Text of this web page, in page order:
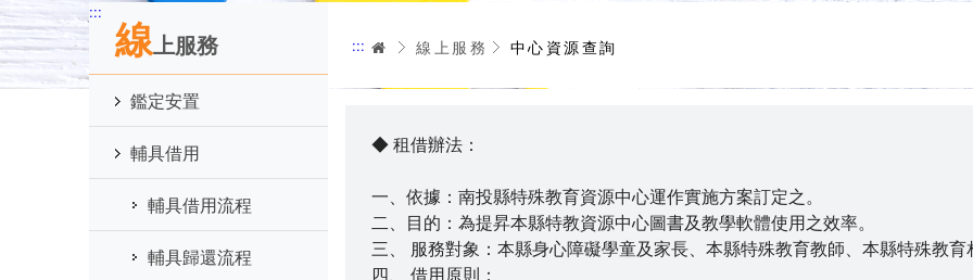
線上服務
:::
鑑定安置
輔具借用
輔具借用流程
輔具歸還流程
::: 首頁線上服務 中心資源查詢
◆ 租借辦法：
一、依據：南投縣特殊教育資源中心運作實施方案訂定之。
二、目的：為提昇本縣特教資源中心圖書及教學軟體使用之效率。
三、 服務對象：本縣身心障礙學童及家長、本縣特殊教育教師、本縣特殊教育
四、 借用原則：